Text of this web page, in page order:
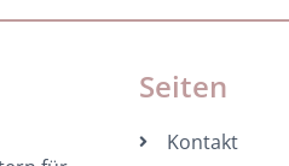
Seiten
Kontakt